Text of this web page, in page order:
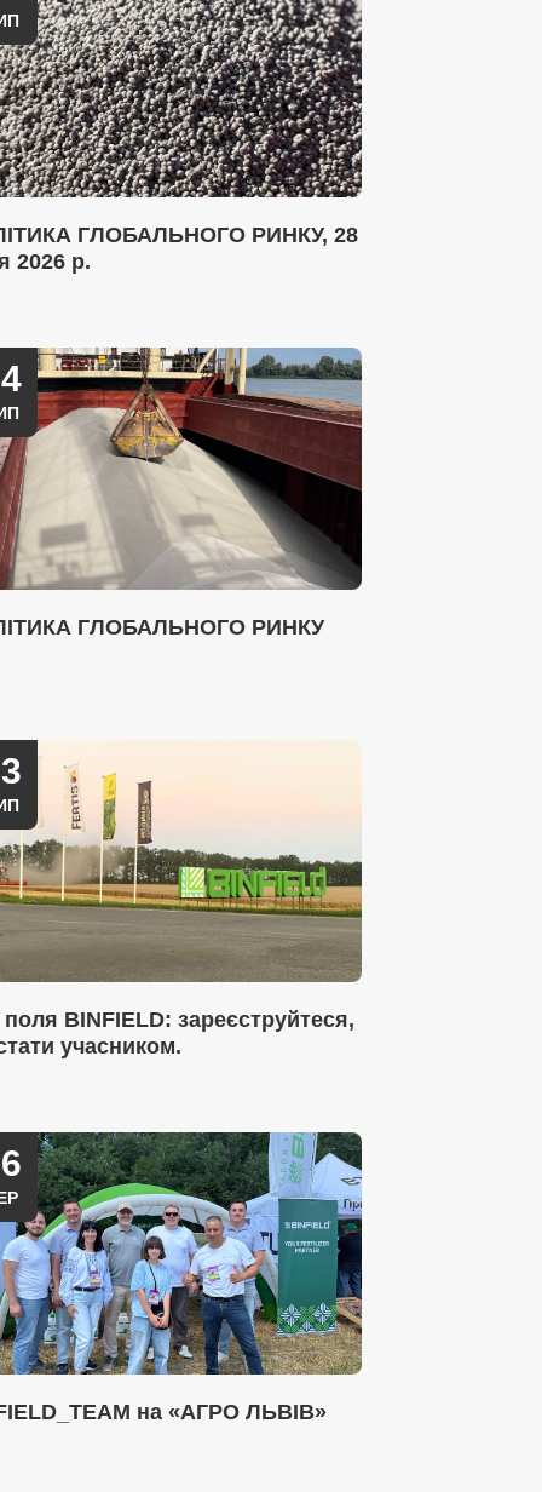
ГЛОБАЛЬНОГО РИНКУ, 28
2026 р.
ГЛОБАЛЬНОГО РИНКУ
BINFIELD: зареєструйтеся,
учасником.
на «АГРО ЛЬВІВ»